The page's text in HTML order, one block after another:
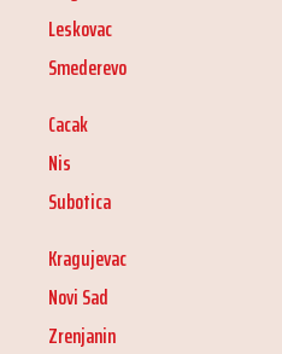
Leskovac
Smederevo
Cacak
Nis
Subotica
Kragujevac
Novi Sad
Zrenjanin